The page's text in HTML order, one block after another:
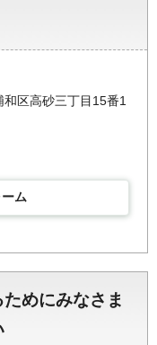
区高砂三丁目15番1
ム
めにみなさま